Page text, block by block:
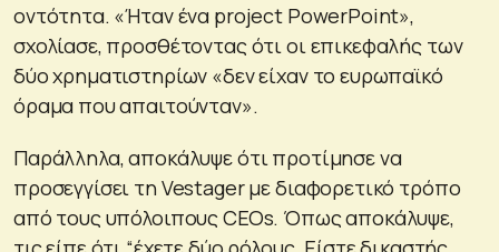
οντότητα. «Ήταν ένα project PowerPoint»,
σχολίασε, προσθέτοντας ότι οι επικεφαλής των
δύο χρηματιστηρίων «δεν είχαν το ευρωπαϊκό
όραμα που απαιτούνταν».
Παράλληλα, αποκάλυψε ότι προτίμησε να
προσεγγίσει τη Vestager με διαφορετικό τρόπο
από τους υπόλοιπους CEOs. Όπως αποκάλυψε,